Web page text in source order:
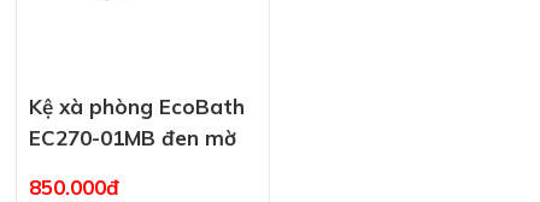
Kệ xà phòng EcoBath
EC270-01MB đen mờ
850.000đ